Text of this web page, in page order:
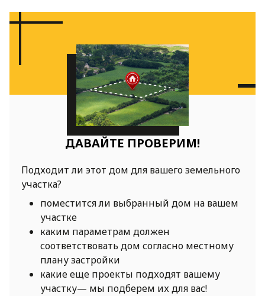
ДАВАЙТЕ ПРОВЕРИМ!
Подходит ли этот дом для вашего земельного
участка?
поместится ли выбранный дом на вашем
участке
каким параметрам должен
соответствовать дом согласно местному
плану застройки
какие еще проекты подходят вашему
участку— мы подберем их для вас!